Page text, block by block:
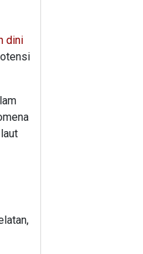
dini